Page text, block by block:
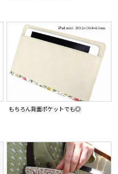
もちろん背面ポケットでも◎